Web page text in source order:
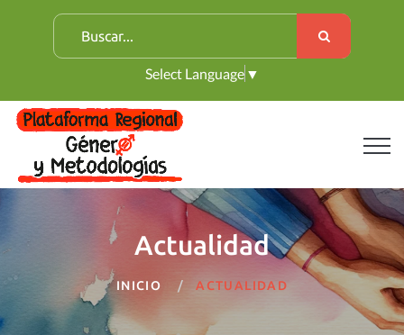
B
u
c
a
r
:
Select Language ▼
Actualidad
INICIO ACTUALIDAD